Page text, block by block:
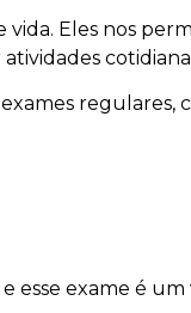
vida. Eles nos
regulares,
esse exame é